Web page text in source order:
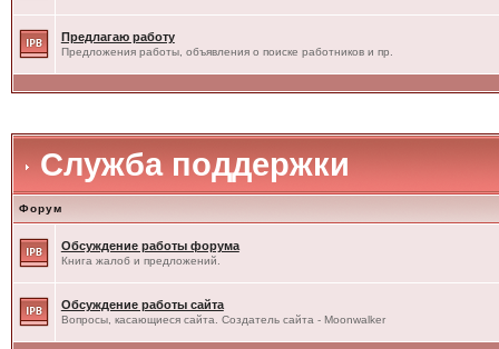
Предлагаю работу
Предложения работы, объявления о поиске работников и пр.
Служба поддержки
Форум
Обсуждение работы форума
Книга жалоб и предложений.
Обсуждение работы сайта
Вопросы, касающиеся сайта. Создатель сайта - Moonwalker